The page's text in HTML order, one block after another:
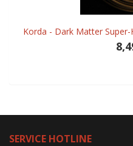
Korda - Dark Matter
SERVICE HOTLINE